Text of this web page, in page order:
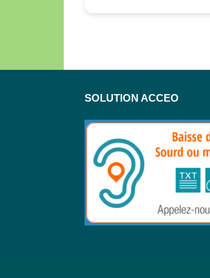
SOLUTION ACCEO